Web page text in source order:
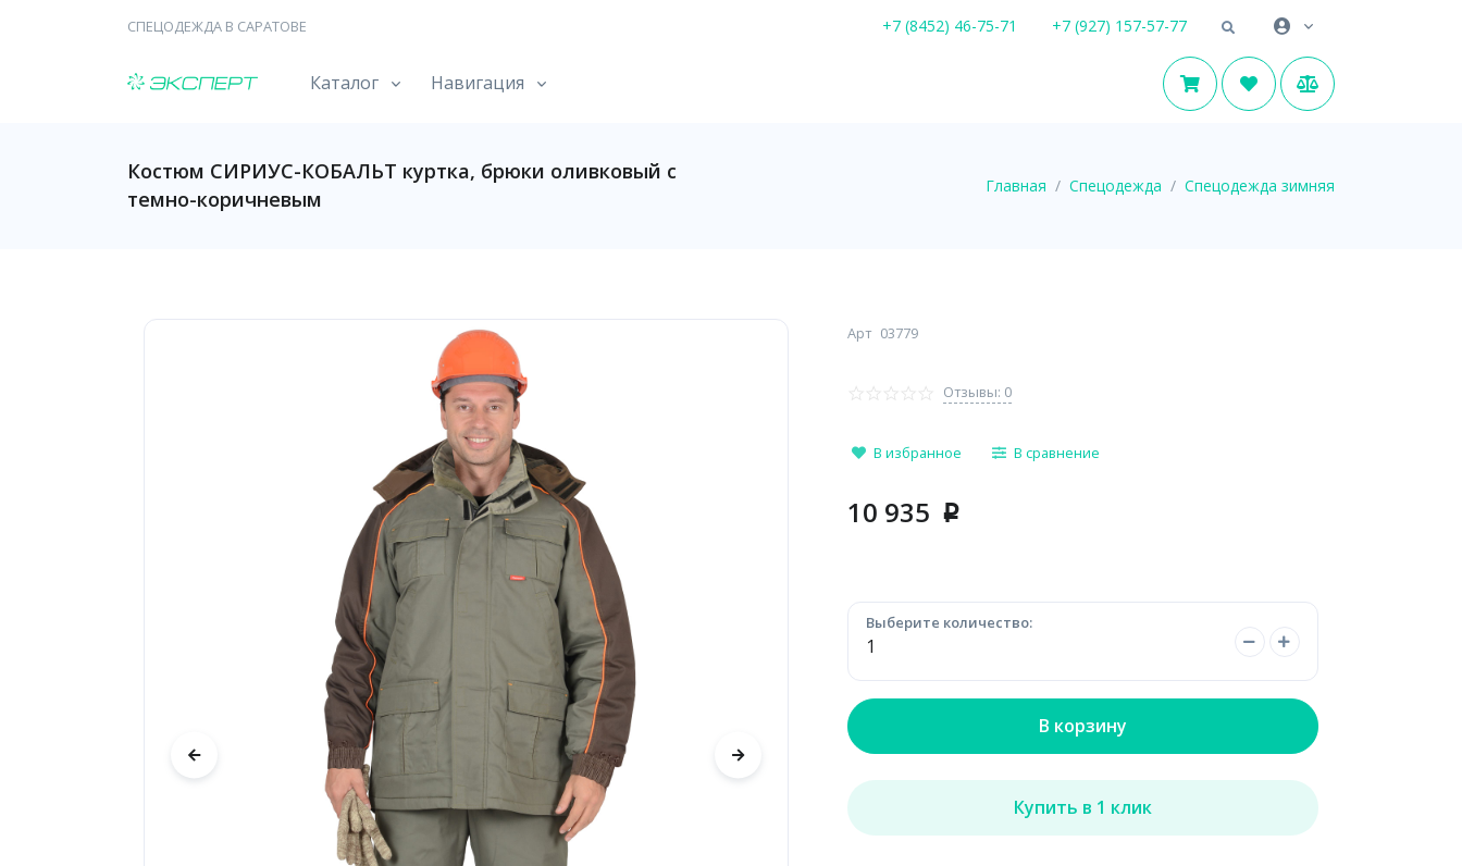
СПЕЦОДЕЖДА В САРАТОВЕ +7 (8452) 46-75-71 +7 (927) 157-57-77
Каталог Навигация
Костюм СИРИУС-КОБАЛЬТ куртка, брюки оливковый с
темно-коричневым
Главная Спецодежда Спецодежда зимняя
Арт 03779
Отзывы: 0
В избранное В сравнение
10 935 p
Выберите количество:
В корзину
Купить в 1 клик